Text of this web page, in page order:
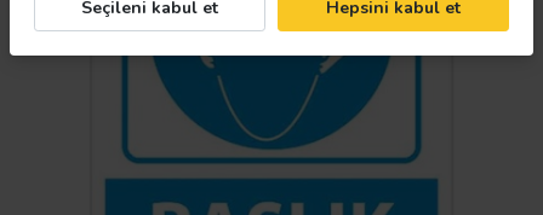
Seçileni kabul et Hepsini kabul et